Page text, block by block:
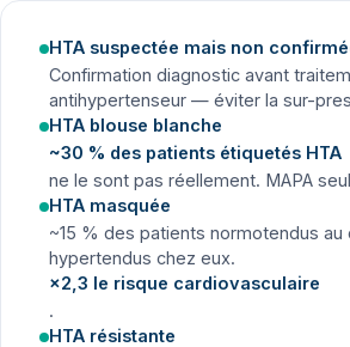
HTA suspectée mais non
Confirmation diagnostic avant
antihypertenseur — éviter la sur-
HTA blouse blanche
~30 % des patients étiquetés HTA
ne le sont pas réellement. MAPA
HTA masquée
~15 % des patients normotendus au
hypertendus chez eux.
×2,3 le risque cardiovasculaire
.
HTA résistante